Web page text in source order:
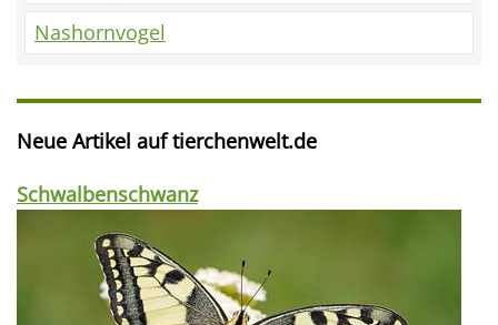
Nashornvogel
Neue Artikel auf tierchenwelt.de
Schwalbenschwanz